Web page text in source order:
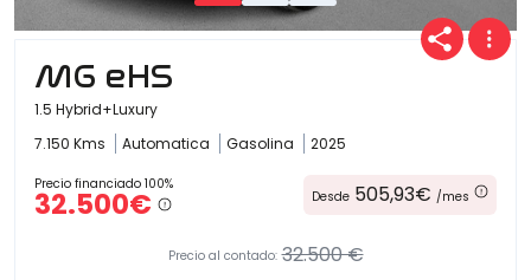
MG eHS
1.5 Hybrid+Luxury
7.150 Kms
Automatica Gasolina 2025
Precio financiado 100%
32.500€ Desde 505,93€ /mes
Precio al contado: 32.500 €